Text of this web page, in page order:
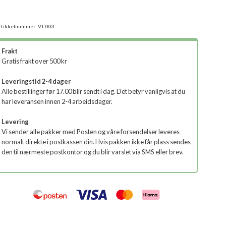
VT-003
Frakt
Gratis frakt over 500 kr
Leveringstid 2-4 dager
Alle bestillinger før 17.00 blir sendt i dag. Det betyr vanligvis at du
har leveransen innen 2-4 arbeidsdager.
Levering
Vi sender alle pakker med Posten og våre forsendelser leveres
normalt direkte i postkassen din. Hvis pakken ikke får plass sendes
den til nærmeste postkontor og du blir varslet via SMS eller brev.